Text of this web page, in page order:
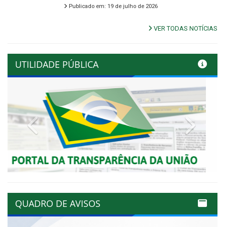
Publicado em: 19 de julho de 2026
VER TODAS NOTÍCIAS
UTILIDADE PÚBLICA
Previous
QUADRO DE AVISOS